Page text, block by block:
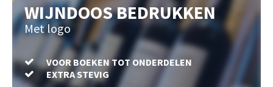
WIJNDOOS BEDRUKKEN
Met logo
VOOR BOEKEN TOT ONDERDELEN
EXTRA STEVIG